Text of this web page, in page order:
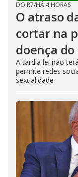
DO R7/HÁ 4 HORAS
O atraso
cortar na
doença
A tardia lei não
permite redes
sexualidade